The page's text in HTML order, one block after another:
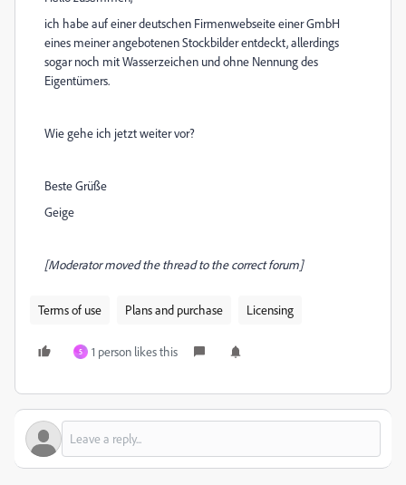
ich habe auf einer deutschen Firmenwebseite einer GmbH
eines meiner angebotenen Stockbilder entdeckt, allerdings
sogar noch mit Wasserzeichen und ohne Nennung des
Eigentümers.
Wie gehe ich jetzt weiter vor?
Beste Grüße
Geige
[Moderator moved the thread to the correct forum]
Terms of use Plans and purchase Licensing
5 1 person likes this